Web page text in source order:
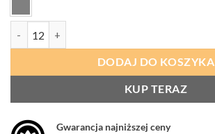
DODAJ DO KOSZYKA
KUP TERAZ
Gwarancja najniższej ceny